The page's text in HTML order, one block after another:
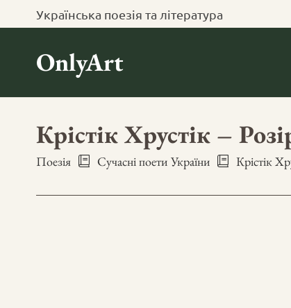
Українська поезія та література
OnlyArt
Крістік Хрустік –
Поезія Сучасні поети України Крістік